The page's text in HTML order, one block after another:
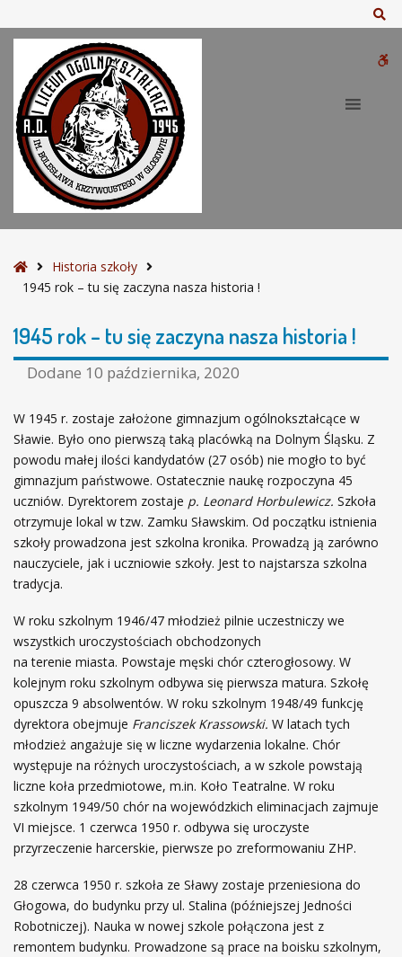
1
S
t
o
n
a
Historia szkoły
1945 rok – tu się zaczyna nasza historia !
1945 rok – tu się zaczyna nasza historia !
Dodane 10 października, 2020
W 1945 r. zostaje założone gimnazjum ogólnokształcące w
Sławie. Było ono pierwszą taką placówką na Dolnym Śląsku. Z
powodu małej ilości kandydatów (27 osób) nie mogło to być
gimnazjum państwowe. Ostatecznie naukę rozpoczyna 45
uczniów. Dyrektorem zostaje p. Leonard Horbulewicz. Szkoła
otrzymuje lokal w tzw. Zamku Sławskim. Od początku istnienia
szkoły prowadzona jest szkolna kronika. Prowadzą ją zarówno
nauczyciele, jak i uczniowie szkoły. Jest to najstarsza szkolna
tradycja.
W roku szkolnym 1946/47 młodzież pilnie uczestniczy we
wszystkich uroczystościach obchodzonych
na terenie miasta. Powstaje męski chór czterogłosowy. W
kolejnym roku szkolnym odbywa się pierwsza matura. Szkołę
opuszcza 9 absolwentów. W roku szkolnym 1948/49 funkcję
dyrektora obejmuje Franciszek Krassowski. W latach tych
młodzież angażuje się w liczne wydarzenia lokalne. Chór
występuje na różnych uroczystościach, a w szkole powstają
liczne koła przedmiotowe, m.in. Koło Teatralne. W roku
szkolnym 1949/50 chór na wojewódzkich eliminacjach zajmuje
VI miejsce. 1 czerwca 1950 r. odbywa się uroczyste
przyrzeczenie harcerskie, pierwsze po zreformowaniu ZHP.
28 czerwca 1950 r. szkoła ze Sławy zostaje przeniesiona do
Głogowa, do budynku przy ul. Stalina (późniejszej Jedności
Robotniczej). Nauka w nowej szkole połączona jest z
remontem budynku. Prowadzone są prace na boisku szkolnym,